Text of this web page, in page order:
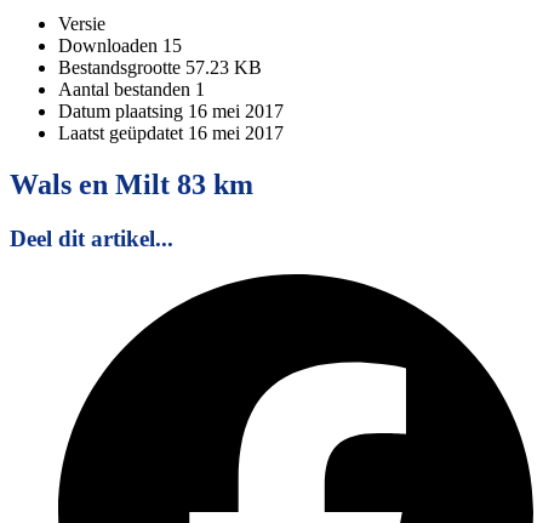
Versie
Downloaden 15
Bestandsgrootte 57.23 KB
Aantal bestanden 1
Datum plaatsing 16 mei 2017
Laatst geüpdatet 16 mei 2017
Wals en Milt 83 km
Deel dit artikel...